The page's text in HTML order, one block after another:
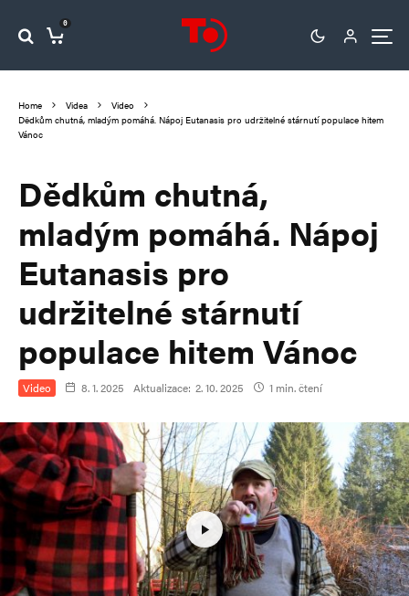
0
Home Videa
Video
Dědkům chutná, mladým pomáhá. Nápoj Eutanasis pro udržitelné stárnutí populace hitem
Vánoc
Dědkům chutná,
mladým pomáhá. Nápoj
Eutanasis pro
udržitelné stárnutí
populace hitem Vánoc
Video 8. 1. 2025 Aktualizace: 2. 10. 2025 1 min. čtení